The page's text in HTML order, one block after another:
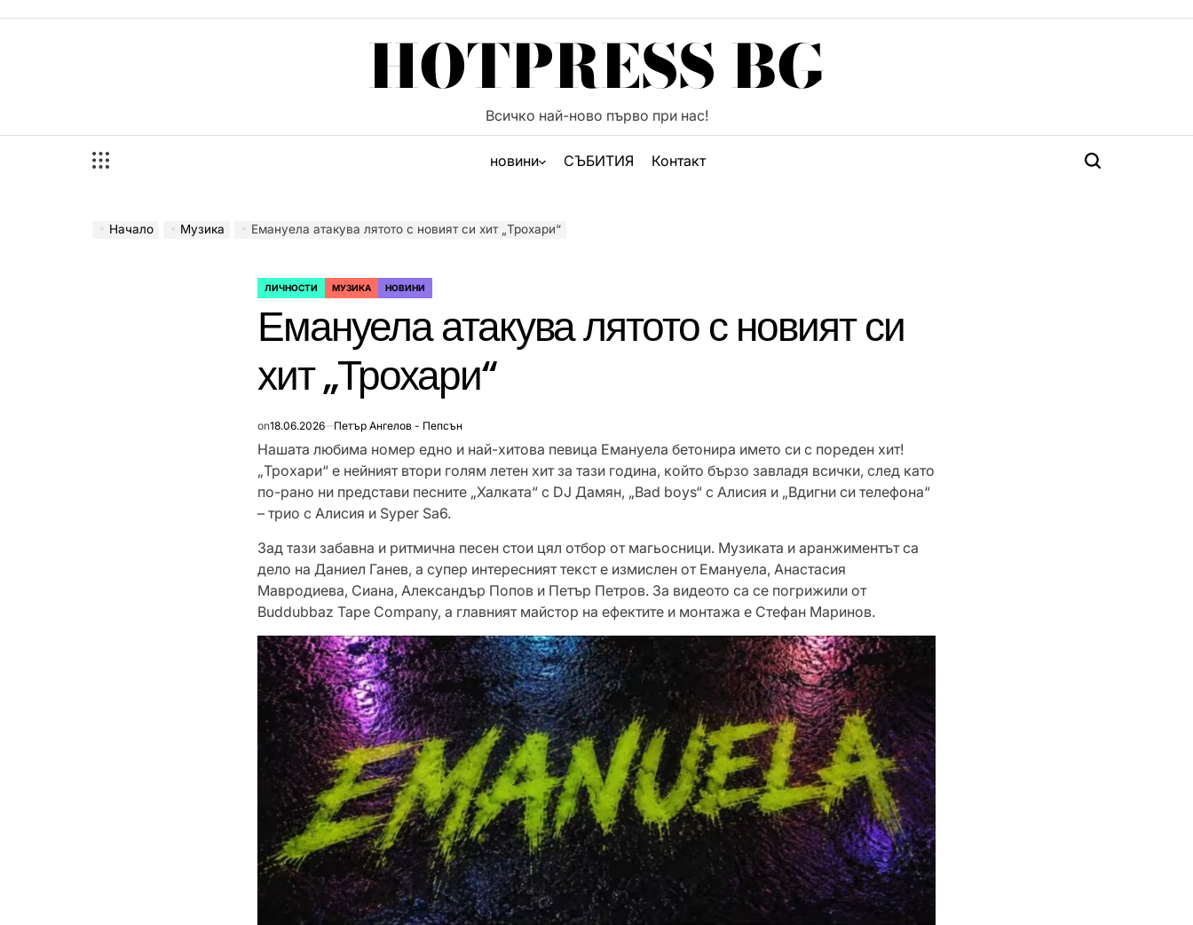
HOTPRESS BG
Всичко най-ново първо при нас!
новини СЪБИТИЯ Контакт Търсене
Начало Музика Емануела атакува лятото с новият си хит „Трохари“
POSTED
IN
ЛИЧНОСТИ МУЗИКА НОВИНИ
Емануела атакува лятото с новият си
хит „Трохари“
on18.06.2026 Петър Ангелов - Пепсън
Нашата любима номер едно и най-хитова певица Емануела бетонира името си с пореден хит!
„Трохари“ е нейният втори голям летен хит за тази година, който бързо завладя всички, след като
по-рано ни представи песните „Халката“ с DJ Дамян, „Bad boys“ с Алисия и „Вдигни си телефона“
– трио с Алисия и Syper Sa6.
Зад тази забавна и ритмична песен стои цял отбор от магьосници. Музиката и аранжиментът са
дело на Даниел Ганев, а супер интересният текст е измислен от Емануела, Анастасия
Мавродиева, Сиана, Александър Попов и Петър Петров. За видеото са се погрижили от
Buddubbaz Tape Company, а главният майстор на ефектите и монтажа е Стефан Маринов.